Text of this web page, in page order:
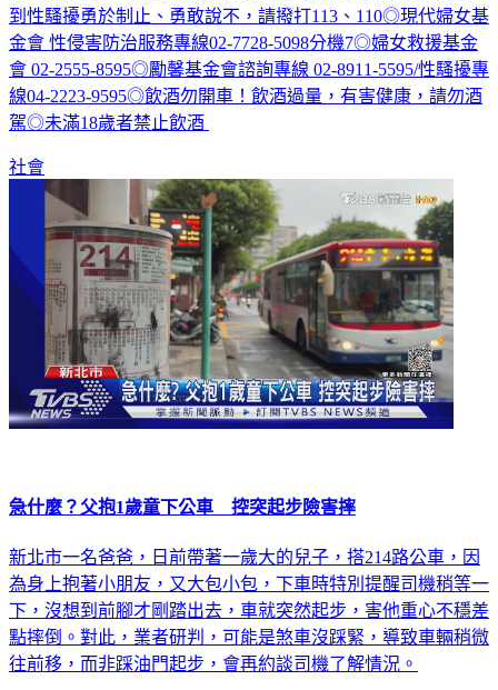
授權提供《TVBS》提醒您勇敢說不：◎尊重身體自主權，遇
到性騷擾勇於制止、勇敢說不，請撥打113、110◎現代婦女基
金會 性侵害防治服務專線02-7728-5098分機7◎婦女救援基金
會 02-2555-8595◎勵馨基金會諮詢專線 02-8911-5595/性騷擾專
線04-2223-9595◎飲酒勿開車！飲酒過量，有害健康，請勿酒
新北市一名爸爸，日前帶著一歲大的兒子，搭214路公車，因
為身上抱著小朋友，又大包小包，下車時特別提醒司機稍等一
下，沒想到前腳才剛踏出去，車就突然起步，害他重心不穩差
點摔倒。對此，業者研判，可能是煞車沒踩緊，導致車輛稍微